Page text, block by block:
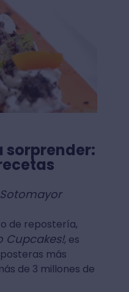
sorprender:
de repostería,
Cupcakes!, es
más
de 3 millones de